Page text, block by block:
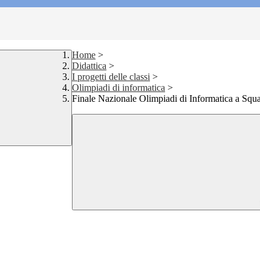
Home >
Didattica >
I progetti delle classi >
Olimpiadi di informatica >
Finale Nazionale Olimpiadi di Informatica a